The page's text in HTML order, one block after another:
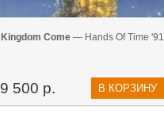
Kingdom Come— Hands Of Time '91
9 500 р. В КОРЗИНУ